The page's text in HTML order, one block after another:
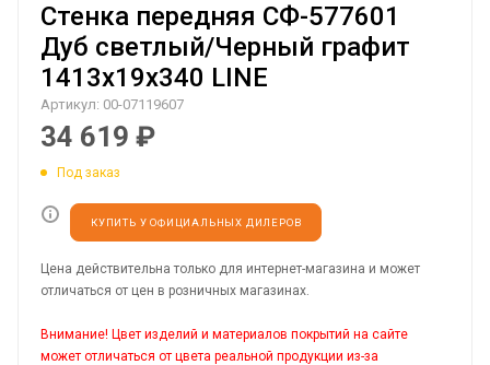
Стенка передняя СФ-577601
Дуб светлый/Черный графит
1413х19х340 LINE
Артикул: 00-07119607
34 619 ₽
Под заказ
КУПИТЬ У ОФИЦИАЛЬНЫХ ДИЛЕРОВ
Цена действительна только для интернет-магазина и может
отличаться от цен в розничных магазинах.
Внимание! Цвет изделий и материалов покрытий на сайте
может отличаться от цвета реальной продукции из-за